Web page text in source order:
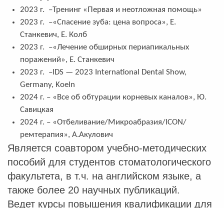
2023 г. –Тренинг «Первая и неотложная помощь»
2023 г. –«Спасение зуба: цена вопроса», Е.
Станкевич, Е. Колб
2023 г. –«Лечение обширных периапикальных
поражений», Е. Станкевич
2023 г. –IDS — 2023 International Dental Show,
Germany, Koeln
2024 г. – «Все об обтурации корневых каналов», Ю.
Савицкая
2024 г. – «Отбеливание/Микроабразия/ICON/
ремтерапия», А.Акулович
Является соавтором учебно-методических
пособий для студентов стоматологического
факультета, в т.ч. на английском языке, а
также более 20 научных публикаций.
Ведет курсы повышения квалификации для